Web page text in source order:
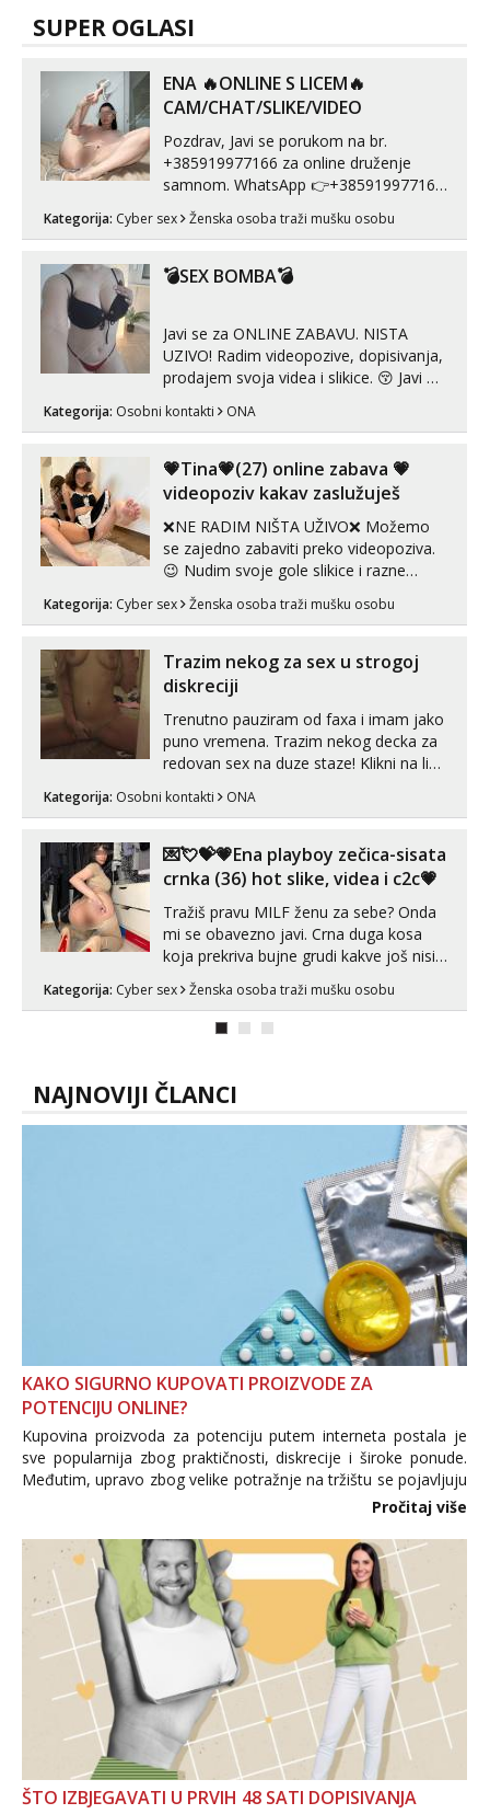
SUPER OGLASI
ENA 🔥ONLINE S LICEM🔥
CAM/CHAT/SLIKE/VIDEO
Pozdrav, Javi se porukom na br.
+385919977166 za online druženje
samnom. WhatsApp 👉+385919977166
Telegram 👉@enafriedrichkis Radim
videopozive s licem, solo i s partnerom,
kombinacije halteri, haljine, štikle,
Kategorija: Cyber sex Ženska osoba traži mušku osobu
💣SEX BOMBA💣
Javi se za ONLINE ZABAVU. NISTA
UZIVO! Radim videopozive, dopisivanja,
prodajem svoja videa i slikice. 😚 Javi mi
Telegram. +385 91 723 0045
Kategorija: Osobni kontakti ONA
💗Tina💗(27) online zabava 💗
videopoziv kakav zaslužuješ
❌NE RADIM NIŠTA UŽIVO❌ Možemo
se zajedno zabaviti preko videopoziva.
😉 Nudim svoje gole slikice i razne
videouradke. 🤩 Za online zabavu pošalji
poruku na Whatsapp, Telegram ili Viber.
autentičnosti možeš me vidjeti na
videopozivu. 😉 S vama sam vec 5 ...
Kategorija: Cyber sex Ženska osoba traži mušku osobu
Trazim nekog za sex u strogoj
diskreciji
Trenutno pauziram od faxa i imam jako
puno vremena. Trazim nekog decka za
redovan sex na duze staze! Klikni na link
Kategorija: Osobni kontakti ONA
💌💘💝💗Ena playboy zečica-sisata
crnka (36) hot slike, videa i c2c💗
Tražiš pravu MILF ženu za sebe? Onda
mi se obavezno javi. Crna duga kosa
koja prekriva bujne grudi kakve još nisi
vidio, čista ŠESTICA! A usne? O usnama
bolje da ni ne pričam. Prave pune usne
koje će ti se urezati u pamćenje, jer
Kategorija: Cyber sex Ženska osoba traži mušku osobu
NAJNOVIJI ČLANCI
KAKO SIGURNO KUPOVATI PROIZVODE ZA
POTENCIJU ONLINE?
Kupovina proizvoda za potenciju putem interneta postala je
sve popularnija zbog praktičnosti, diskrecije i široke ponude.
Međutim, upravo zbog velike potražnje na tržištu se pojavljuju
i brojni krivotvoreni proizvodi, nepouzdane internetske
Pročitaj više
ŠTO IZBJEGAVATI U PRVIH 48 SATI DOPISIVANJA